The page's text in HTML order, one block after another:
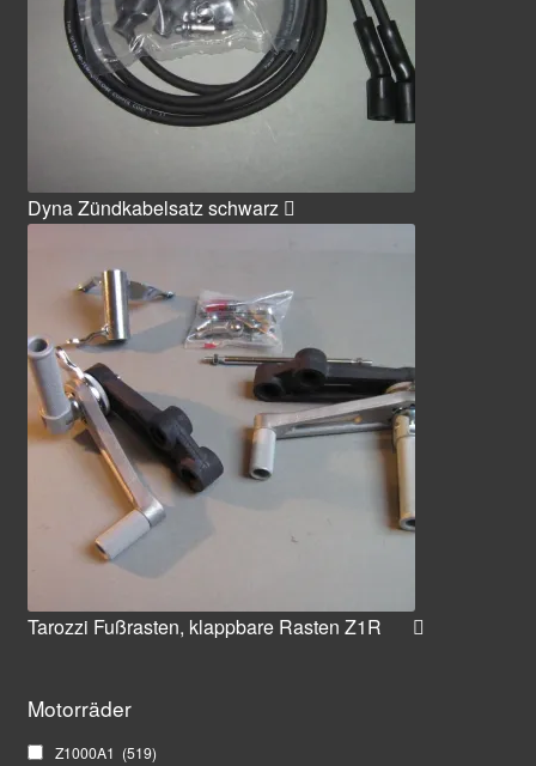
Dyna Zündkabelsatz schwarz
Tarozzi Fußrasten, klappbare Rasten Z1R
Motorräder
Z1000A1 (519)